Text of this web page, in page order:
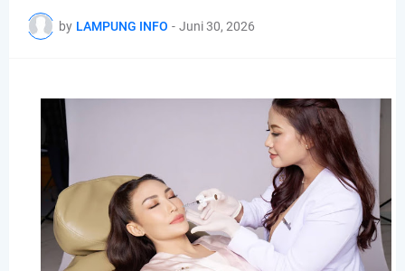
by LAMPUNG INFO - Juni 30, 2026